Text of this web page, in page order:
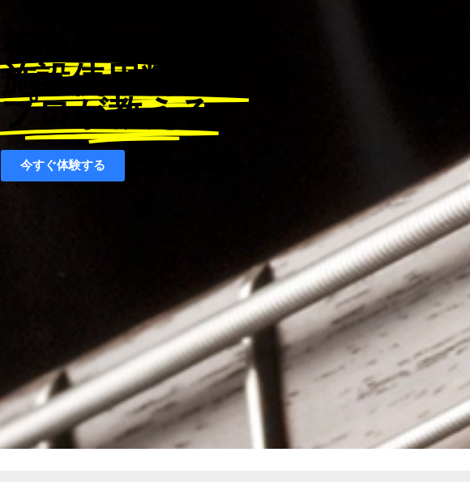
施設使用料￥０
プロが教える
今すぐ体験する